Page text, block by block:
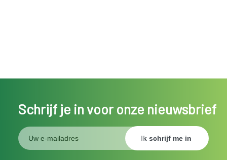
Schrijf je in voor onze nieuwsbrief